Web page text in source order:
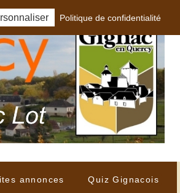
annonces Quiz Gignacois
Politique de confidentialité